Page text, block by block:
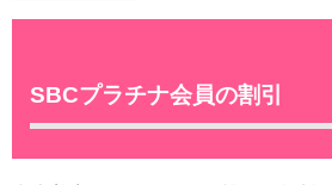
SBCプラチナ会員の割引